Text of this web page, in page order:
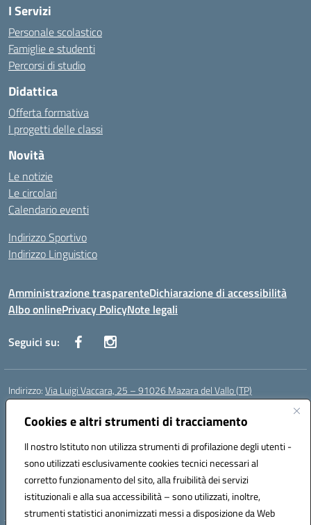
Cookies e altri strumenti di tracciamento
Il nostro Istituto non utilizza strumenti di profilazione degli utenti -
sono utilizzati esclusivamente cookies tecnici necessari al
corretto funzionamento del sito, alla fruibilità dei servizi
istituzionali e alla sua accessibilità – sono utilizzati, inoltre,
strumenti statistici anonimizzati messi a disposizione da Web
I Servizi
Personale scolastico
Famiglie e studenti
Percorsi di studio
Didattica
Offerta formativa
I progetti delle classi
Novità
Le notizie
Le circolari
Calendario eventi
Indirizzo Sportivo
Indirizzo Linguistico
Amministrazione trasparenteDichiarazione di accessibilità
Albo onlinePrivacy PolicyNote legali
Seguici su:
Indirizzo:Via Luigi Vaccara, 25 – 91026 Mazara del Vallo (TP)
Centralino:
Posta elettronica certificata (PEC):tpic843007@pec.istruzione.it
Codice fiscale: 91036660818
Codice meccanografico:tpic843007
Codice Indice delle Pubbliche Amministrazioni (IPA): icggp
Codice unico di fatturazione (CUF): UFYPS3